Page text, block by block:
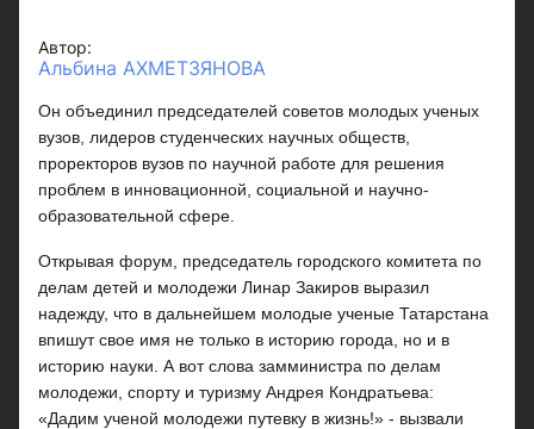
Автор:
Альбина АХМЕТЗЯНОВА
Он объединил председателей советов молодых ученых
вузов, лидеров студенческих научных обществ,
проректоров вузов по научной работе для решения
проблем в инновационной, социальной и научно-
образовательной сфере.
Открывая форум, председатель городского комитета по
делам детей и молодежи Линар Закиров выразил
надежду, что в дальнейшем молодые ученые Татарстана
впишут свое имя не только в историю города, но и в
историю науки. А вот слова замминистра по делам
молодежи, спорту и туризму Андрея Кондратьева:
«Дадим ученой молодежи путевку в жизнь!» - вызвали